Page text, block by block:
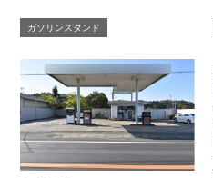
ガソリンスタンド